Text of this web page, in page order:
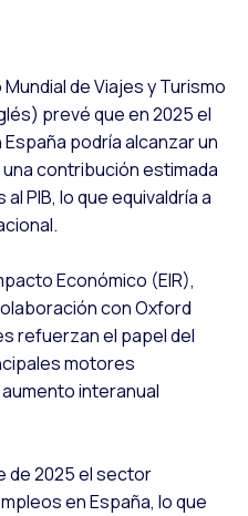
de Viajes y Turismo
prevé que en 2025 el
podría alcanzar un
contribución estimada
PIB, lo que equivaldría a
Económico (EIR),
con Oxford
refuerzan el papel del
motores
interanual
de 2025 el sector
en España, lo que